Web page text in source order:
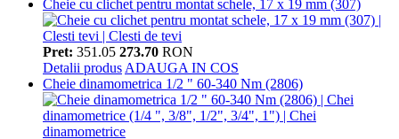
Cheie cu clichet pentru montat schele, 17 x 19 mm (307)
Pret: 351.05 273.70 RON
Detalii produs ADAUGA IN COS
Cheie dinamometrica 1/2 " 60-340 Nm (2806)